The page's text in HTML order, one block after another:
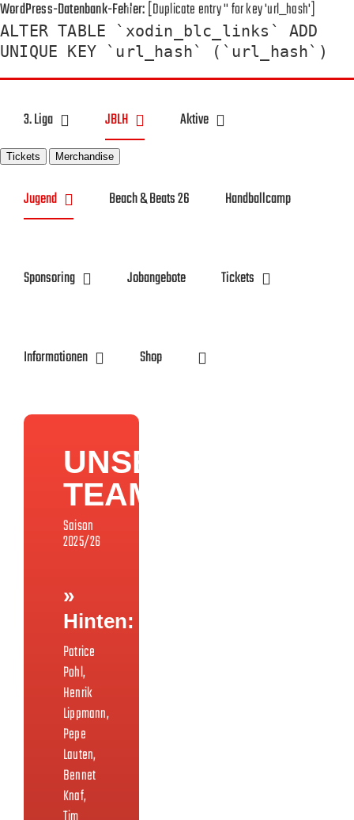
WordPress-Datenbank-Fehler:[Duplicate entry '' for key 'url_hash']
ALTER TABLE `xodin_blc_links` ADD
UNIQUE KEY `url_hash` (`url_hash`)
Zum
Inhalt
springen3. Liga JBLH Aktive
Jugend Beach & Beats 26 Handballcamp
Sponsoring Jobangebote Tickets
Informationen Shop
UNSER
TEAM
Saison
2025/26
»
Hinten:
Patrice
Pohl,
Henrik
Lippmann,
Pepe
Lauten,
Bennet
Knaf,
Toggle
Sliding
Bar
Tickets Merchandise